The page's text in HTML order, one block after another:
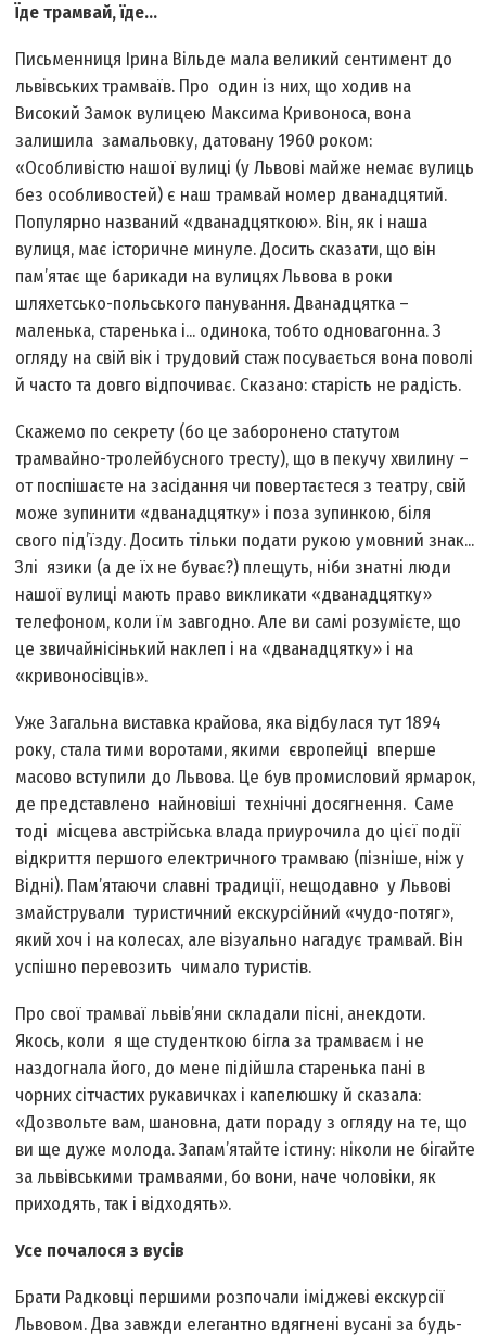
Їде трамвай, їде...
Письменниця Ірина Вільде мала великий сентимент до
львівських трамваїв. Про один із них, що ходив на
Високий Замок вулицею Максима Кривоноса, вона
залишила замальовку, датовану 1960 роком:
«Особливістю нашої вулиці (у Львові майже немає вулиць
без особливостей) є наш трамвай номер дванадцятий.
Популярно названий «дванадцяткою». Він, як і наша
вулиця, має історичне минуле. Досить сказати, що він
пам’ятає ще барикади на вулицях Львова в роки
шляхетсько-польського панування. Дванадцятка –
маленька, старенька і... одинока, тобто одновагонна. З
огляду на свій вік і трудовий стаж посувається вона поволі
й часто та довго відпочиває. Сказано: старість не радість.
Скажемо по секрету (бо це заборонено статутом
трамвайно-тролейбусного тресту), що в пекучу хвилину –
от поспішаєте на засідання чи повертаєтеся з театру, свій
може зупинити «дванадцятку» і поза зупинкою, біля
свого під’їзду. Досить тільки подати рукою умовний знак...
Злі язики (а де їх не буває?) плещуть, ніби знатні люди
нашої вулиці мають право викликати «дванадцятку»
телефоном, коли їм завгодно. Але ви самі розумієте, що
це звичайнісінький наклеп і на «дванадцятку» і на
«кривоносівців».
Уже Загальна виставка крайова, яка відбулася тут 1894
року, стала тими воротами, якими європейці вперше
масово вступили до Львова. Це був промисловий ярмарок,
де представлено найновіші технічні досягнення. Саме
тоді місцева австрійська влада приурочила до цієї події
відкриття першого електричного трамваю (пізніше, ніж у
Відні). Пам’ятаючи славні традиції, нещодавно у Львові
змайстрували туристичний екскурсійний «чудо-потяг»,
який хоч і на колесах, але візуально нагадує трамвай. Він
успішно перевозить чимало туристів.
Про свої трамваї львів’яни складали пісні, анекдоти.
Якось, коли я ще студенткою бігла за трамваєм і не
наздогнала його, до мене підійшла старенька пані в
чорних сітчастих рукавичках і капелюшку й сказала:
«Дозвольте вам, шановна, дати пораду з огляду на те, що
ви ще дуже молода. Запам’ятайте істину: ніколи не бігайте
за львівськими трамваями, бо вони, наче чоловіки, як
приходять, так і відходять».
Усе почалося з вусів
Брати Радковці першими розпочали іміджеві екскурсії
Львовом. Два завжди елегантно вдягнені вусані за будь-